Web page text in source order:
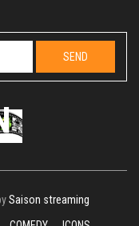
Saison streaming